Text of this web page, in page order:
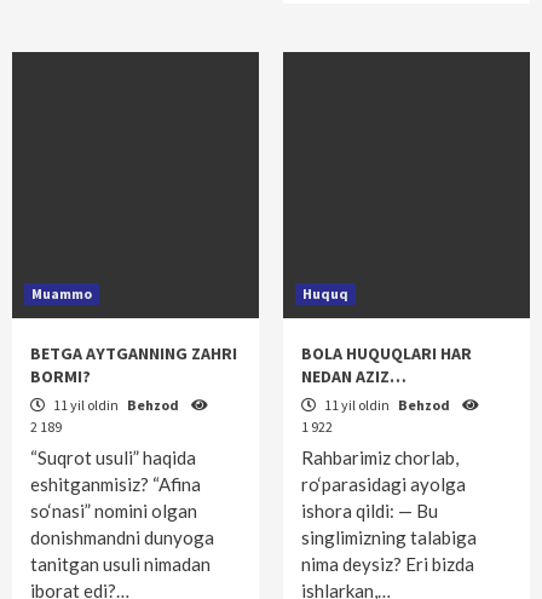
Muammo
BETGA AYTGANNING ZAHRI
BORMI?
11 yil oldin Behzod
2 189
“Suqrot usuli” haqida
eshitganmisiz? “Afina
so‘nasi” nomini olgan
donishmandni dunyoga
tanitgan usuli nimadan
iborat edi?…
Huquq
BOLA HUQUQLARI HAR
NEDAN AZIZ…
11 yil oldin Behzod
1 922
Rahbarimiz chorlab,
ro‘parasidagi ayolga
ishora qildi: — Bu
singlimizning talabiga
nima deysiz? Eri bizda
ishlarkan,…